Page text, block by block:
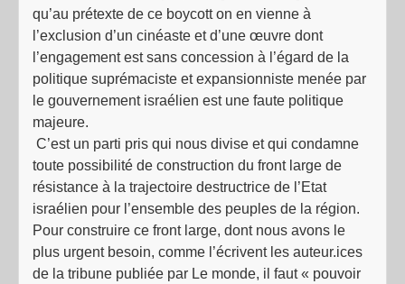
qu’au prétexte de ce boycott on en vienne à
l’exclusion d’un cinéaste et d’une œuvre dont
l’engagement est sans concession à l’égard de la
politique suprémaciste et expansionniste menée par
le gouvernement israélien est une faute politique
majeure.
C’est un parti pris qui nous divise et qui condamne
toute possibilité de construction du front large de
résistance à la trajectoire destructrice de l’Etat
israélien pour l’ensemble des peuples de la région.
Pour construire ce front large, dont nous avons le
plus urgent besoin, comme l’écrivent les auteur.ices
de la tribune publiée par Le monde, il faut « pouvoir